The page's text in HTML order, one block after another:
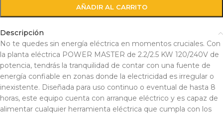
AÑADIR AL CARRITO
Descripción
No te quedes sin energía eléctrica en momentos cruciales. Con
la planta eléctrica POWER MASTER de 2.2/2.5 KW 120/240V de
potencia, tendrás la tranquilidad de contar con una fuente de
energía confiable en zonas donde la electricidad es irregular o
inexistente. Diseñada para uso continuo o eventual de hasta 8
horas, este equipo cuenta con arranque eléctrico y es capaz de
alimentar cualquier herramienta eléctrica que cumpla con los